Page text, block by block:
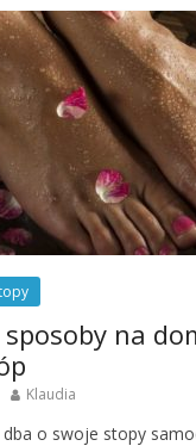
sposoby na
Klaudia
o swoje stopy